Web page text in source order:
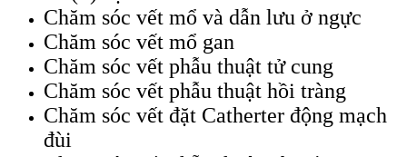
Chăm sóc vết mổ và dẫn lưu ở ngực
Chăm sóc vết mổ gan
Chăm sóc vết phẫu thuật tử cung
Chăm sóc vết phẫu thuật hồi tràng
Chăm sóc vết đặt Catherter động mạch
đùi